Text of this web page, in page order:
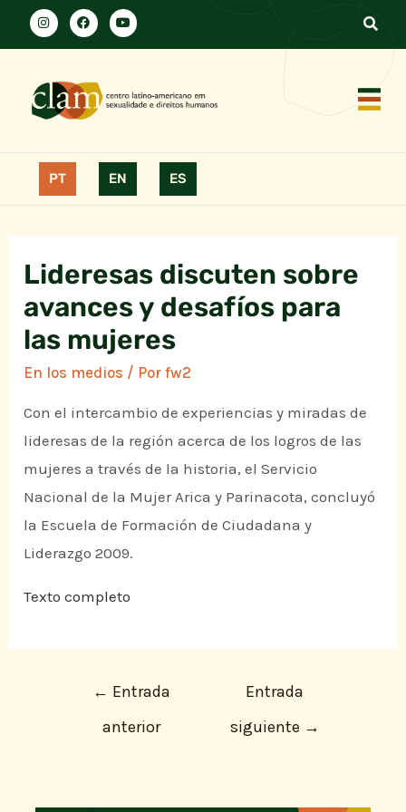
PT EN ES
Lideresas discuten sobre
avances y desafíos para
las mujeres
En los medios / Porfw2
Con el intercambio de experiencias y miradas de
lideresas de la región acerca de los logros de las
mujeres a través de la historia, el Servicio
Nacional de la Mujer Arica y Parinacota, concluyó
la Escuela de Formación de Ciudadana y
Liderazgo 2009.
Texto completo
← Entrada
anterior
Entrada
siguiente →